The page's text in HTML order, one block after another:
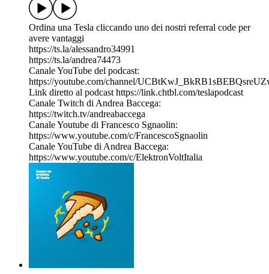
Ordina una Tesla cliccando uno dei nostri referral code per
avere vantaggi
https://ts.la/alessandro34991
https://ts.la/andrea74473
Canale YouTube del podcast:
https://youtube.com/channel/
Link diretto al podcast https://link.chtbl.com/teslapodcast
Canale Twitch di Andrea Baccega:
https://twitch.tv/andreabaccega
Canale Youtube di Francesco Sgnaolin:
https://www.youtube.com/c/FrancescoSgnaolin
Canale YouTube di Andrea Baccega:
https://www.youtube.com/c/ElektronVoltItalia